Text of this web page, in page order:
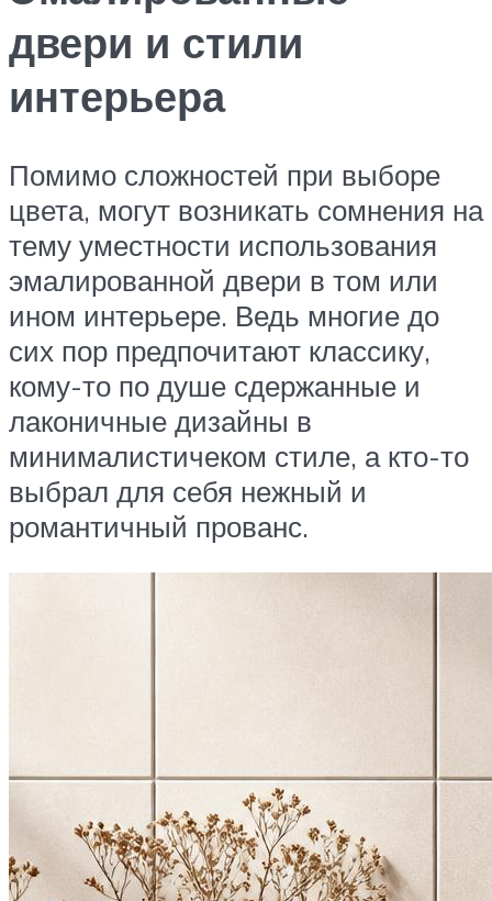
двери и стили
интерьера
Помимо сложностей при выборе
цвета, могут возникать сомнения на
тему уместности использования
эмалированной двери в том или
ином интерьере. Ведь многие до
сих пор предпочитают классику,
кому-то по душе сдержанные и
лаконичные дизайны в
минималистичеком стиле, а кто-то
выбрал для себя нежный и
романтичный прованс.